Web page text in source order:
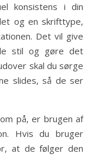
konsistens i din
og en skrifttype,
Det vil give
stil og gøre det
skal du sørge
slides, så de ser
på, er brugen af
Hvis du bruger
at de følger den